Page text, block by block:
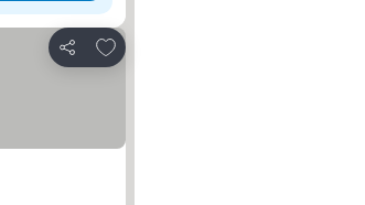
Deli
Dodati u favorite